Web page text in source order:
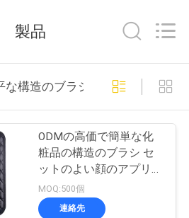
造のブラ
99
製品
構造のブラシ
ODMの高価で簡単な化
粧品の構造のブラシ セ
ットのよい顔のアプリケ
ーター
MOQ:500個
連絡先